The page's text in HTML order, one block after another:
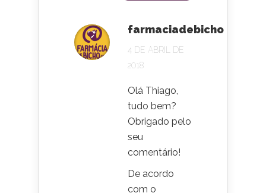
farmaciadebicho
4 DE ABRIL DE
2018
Olá Thiago,
tudo bem?
Obrigado pelo
seu
comentário!
De acordo
com o